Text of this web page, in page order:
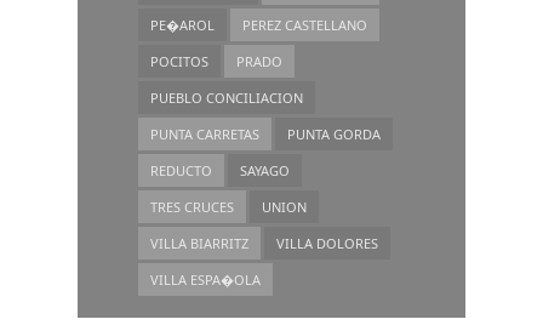
PE�AROL
PEREZ CASTELLANO
POCITOS
PRADO
PUEBLO CONCILIACION
PUNTA CARRETAS
PUNTA GORDA
REDUCTO
SAYAGO
TRES CRUCES
UNION
VILLA BIARRITZ
VILLA DOLORES
VILLA ESPA�OLA